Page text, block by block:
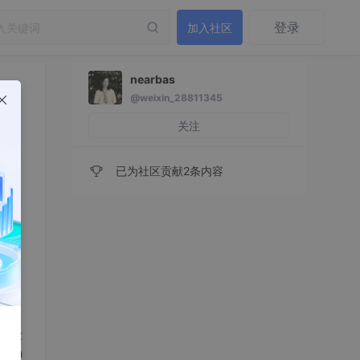
加入社区 登录
n
nearbas
@weixin_28811345
关注
已为社区贡献2条内容